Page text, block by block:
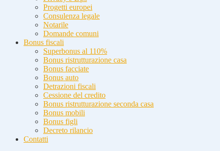
Progetti europei
Consulenza legale
Notarile
Domande comuni
Bonus fiscali
Superbonus al 110%
Bonus ristrutturazione casa
Bonus facciate
Bonus auto
Detrazioni fiscali
Cessione del credito
Bonus ristrutturazione seconda casa
Bonus mobili
Bonus figli
Decreto rilancio
Contatti